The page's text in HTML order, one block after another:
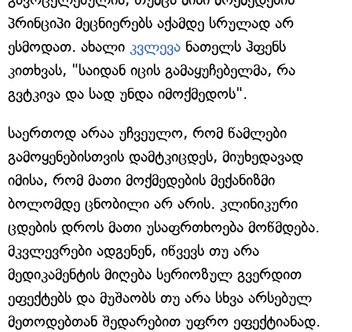
პრინციპი მეცნიერებს აქამდე სრულად არ
ესმოდათ. ახალი კვლევა ნათელს ჰფენს
კითხვას, "საიდან იცის გამაყუჩებელმა, რა
გვტკივა და სად უნდა იმოქმედოს".
საერთოდ არაა უჩვეულო, რომ წამლები
გამოყენებისთვის დამტკიცდეს, მიუხედავად
იმისა, რომ მათი მოქმედების მექანიზმი
ბოლომდე ცნობილი არ არის. კლინიკური
ცდების დროს მათი უსაფრთხოება მოწმდება.
მკვლევრები ადგენენ, იწვევს თუ არა
მედიკამენტის მიღება სერიოზულ გვერდით
ეფექტებს და მუშაობს თუ არა სხვა არსებულ
მეთოდებთან შედარებით უფრო ეფექტიანად.